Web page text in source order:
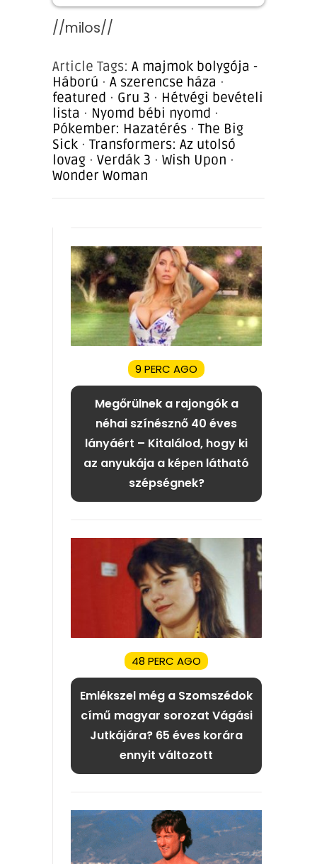
//milos//
Article Tags: A majmok bolygója -
Háború · A szerencse háza ·
featured · Gru 3 · Hétvégi bevételi
lista · Nyomd bébi nyomd ·
Pókember: Hazatérés · The Big
Sick · Transformers: Az utolsó
lovag · Verdák 3 · Wish Upon ·
Wonder Woman
9 PERC AGO
Megőrülnek a rajongók a
néhai színésznő 40 éves
lányáért – Kitalálod, hogy ki
az anyukája a képen látható
szépségnek?
48 PERC AGO
Emlékszel még a Szomszédok
című magyar sorozat Vágási
Jutkájára? 65 éves korára
ennyit változott